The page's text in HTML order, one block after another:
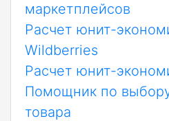
маркетплейсов
Расчет юнит-
Wildberries
Расчет юнит-
Помощник по
товара